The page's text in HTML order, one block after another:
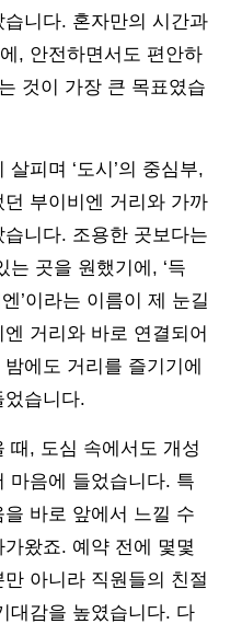
니다. 혼자만의 시간과
, 안전하면서도 편안하
것이 가장 큰 목표였습
피며 ‘도시’의 중심부,
부이비엔 거리와 가까
니다. 조용한 곳보다는
는 곳을 원했기에, ‘득
’이라는 이름이 제 눈길
거리와 바로 연결되어
에도 거리를 즐기기에
습니다.
때, 도심 속에서도 개성
마음에 들었습니다. 특
바로 앞에서 느낄 수
왔죠. 예약 전에 몇몇
아니라 직원들의 친절
대감을 높였습니다. 다